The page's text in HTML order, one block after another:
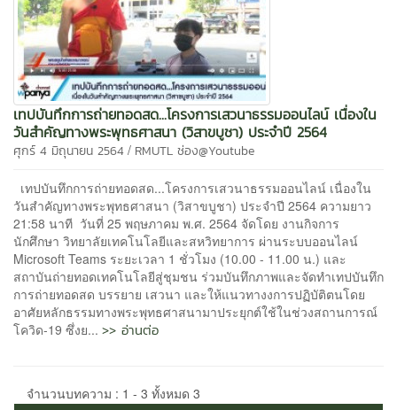
เทปบันทึกการถ่ายทอดสด...โครงการเสวนาธรรมออนไลน์ เนื่องใน
วันสำคัญทางพระพุทธศาสนา (วิสาขบูชา) ประจำปี 2564
ศุกร์ 4 มิถุนายน 2564 / RMUTL ช่อง@Youtube
เทปบันทึกการถ่ายทอดสด...โครงการเสวนาธรรมออนไลน์ เนื่องใน
วันสำคัญทางพระพุทธศาสนา (วิสาขบูชา) ประจำปี 2564 ความยาว
21:58 นาที วันที่ 25 พฤษภาคม พ.ศ. 2564 จัดโดย งานกิจการ
นักศึกษา วิทยาลัยเทคโนโลยีและสหวิทยาการ ผ่านระบบออนไลน์
Microsoft Teams ระยะเวลา 1 ชั่วโมง (10.00 - 11.00 น.) และ
สถาบันถ่ายทอดเทคโนโลยีสู่ชุมชน ร่วมบันทึกภาพและจัดทำเทปบันทึก
การถ่ายทอดสด บรรยาย เสวนา และให้แนวทางงการปฏิบัติตนโดย
อาศัยหลักธรรมทางพระพุทธศาสนามาประยุกต์ใช้ในช่วงสถานการณ์
โควิด-19 ซึ่งย... >> อ่านต่อ
จำนวนบทความ : 1 - 3 ทั้งหมด 3